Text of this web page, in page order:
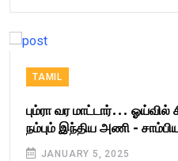
TAMIL
பும்ரா வர மாட்டார்...
நம்பும் இந்திய அணி -
JANUARY 5, 2025